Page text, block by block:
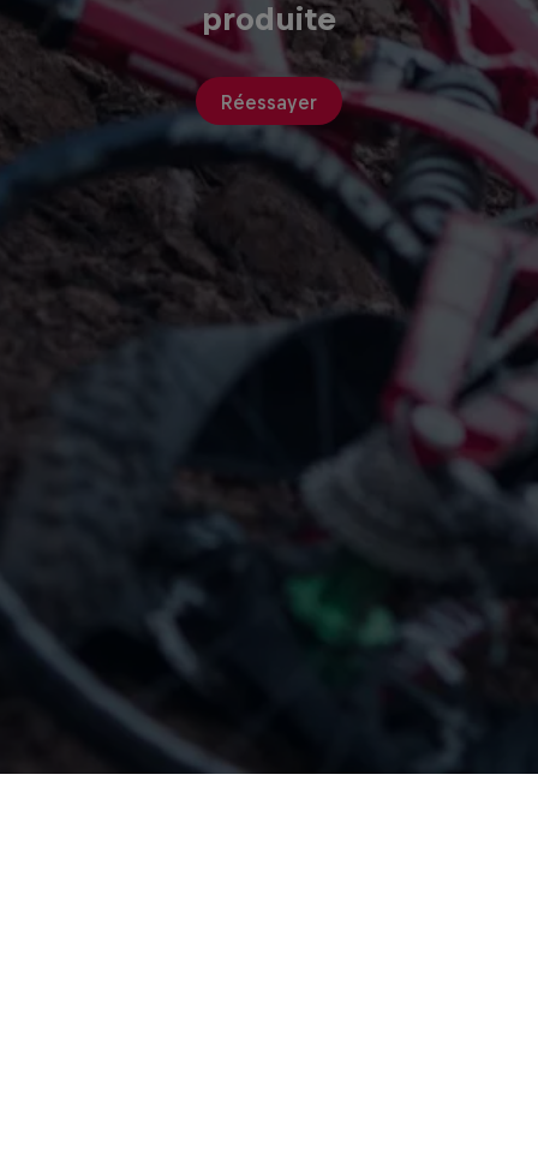
produite
Réessayer